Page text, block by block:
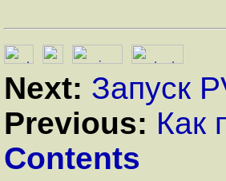
Next: Запуск
Previous: Как
Contents